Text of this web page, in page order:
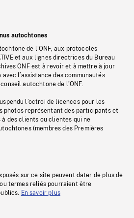
autochtones
de l’ONF, aux protocoles
et aux lignes directrices du Bureau
ONF est à revoir et à mettre à jour
l’assistance des communautés
autochtone de l’ONF.
l’octroi de licences pour les
photos représentant des participants et
des clients ou clientes qui ne
(membres des Premières
sur ce site peuvent dater de plus de
termes reliés pourraient être
En savoir plus